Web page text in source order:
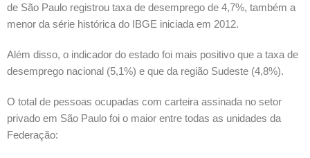
de São Paulo registrou taxa de desemprego de 4,7%, também a
menor da série histórica do IBGE iniciada em 2012.
Além disso, o indicador do estado foi mais positivo que a taxa de
desemprego nacional (5,1%) e que da região Sudeste (4,8%).
O total de pessoas ocupadas com carteira assinada no setor
privado em São Paulo foi o maior entre todas as unidades da
Federação: